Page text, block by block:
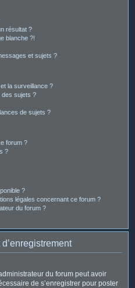
résultat ?
blanche ?!
et sujets ?
la surveillance ?
des sujets ?
de sujets ?
forum ?
?
?
légales concernant ce forum ?
du forum ?
du forum peut avoir
de s’enregistrer pour poster